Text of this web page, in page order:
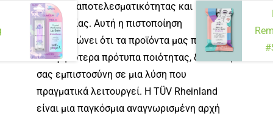
εγγύηση αποτελεσματικότητας και
αξιοπιστίας. Αυτή η πιστοποίηση
επιβεβαιώνει ότι τα προϊόντα μας πληρούν
τα υψηλότερα πρότυπα ποιότητας, δίνοντάς
σας εμπιστοσύνη σε μια λύση που
πραγματικά λειτουργεί. Η TÜV Rheinland
είναι μια παγκόσμια αναγνωρισμένη αρχή